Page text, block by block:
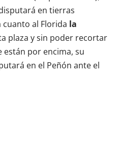
en tierras
cuanto al Florida la
plaza y sin poder recortar
están por encima, su
en el Peñón ante el